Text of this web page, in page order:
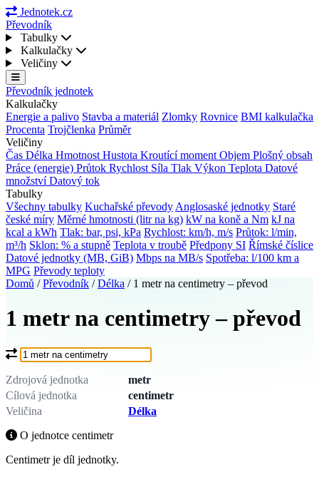
Jednotek.cz
Převodník
Tabulky
Kalkulačky
Veličiny
Převodník jednotek
Kalkulačky
Energie a palivo Stavba a materiál Zlomky Rovnice BMI kalkulačka
Procenta Trojčlenka Průměr
Veličiny
Čas Délka Hmotnost Hustota Kroutící moment Objem Plošný obsah
Práce (energie) Průtok Rychlost Síla Tlak Výkon Teplota Datové
množstvíDatový tok
Tabulky
Všechny tabulky Kuchařské převody Anglosaské jednotky Staré
české míry Měrné hmotnosti (litr na kg) kW na koně a Nm kJ na
kcal a kWh Tlak: bar, psi, kPa Rychlost: km/h, m/s Průtok: l/min,
m³/h Sklon: % a stupně Teplota v troubě Předpony SI Římské číslice
Datové jednotky (MB, GiB) Mbps na MB/s Spotřeba: l/100 km a
MPG Převody teploty
Domů / Převodník / Délka / 1 metr na centimetry – převod
1 metr na centimetry – převod
Co chcete převést?
Zdrojová jednotka
metr
Cílová jednotka
centimetr
Veličina
Délka
O jednotce centimetr
Centimetr je díl jednotky.